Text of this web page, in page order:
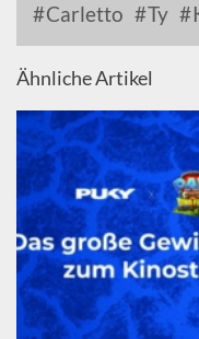
Carletto Ty
Ähnliche Artikel